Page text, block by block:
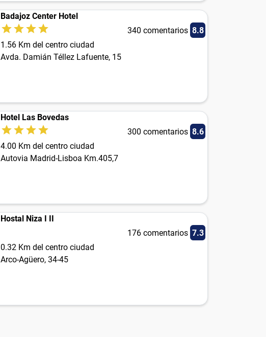
Badajoz Center Hotel
340 comentarios 8.8
1.56 Km del centro ciudad
Avda. Damián Téllez Lafuente, 15
Hotel Las Bovedas
300 comentarios 8.6
4.00 Km del centro ciudad
Autovia Madrid-Lisboa Km.405,7
Hostal Niza I II
176 comentarios 7.3
0.32 Km del centro ciudad
Arco-Agüero, 34-45